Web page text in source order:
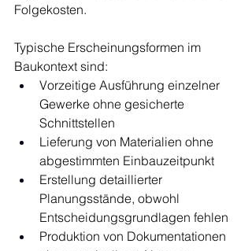
Folgekosten.
Typische Erscheinungsformen im
Baukontext sind:
Vorzeitige Ausführung einzelner
Gewerke ohne gesicherte
Schnittstellen
Lieferung von Materialien ohne
abgestimmten Einbauzeitpunkt
Erstellung detaillierter
Planungsstände, obwohl
Entscheidungsgrundlagen fehlen
Produktion von Dokumentationen